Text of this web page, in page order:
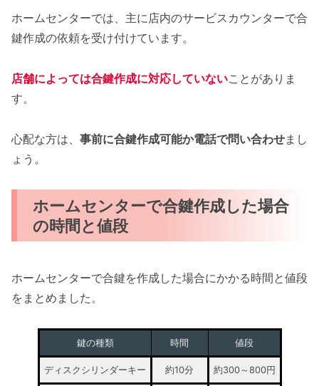
ホームセンターでは、主に店内のサービスカウンターで合
鍵作成の依頼を受け付けています。
店舗によっては合鍵作成に対応していないことがありま
す。
心配な方は、 事前に合鍵作成可能か電話で問い合わせまし
ょう。
ホームセンターで合鍵作成した場合
の時間と値段
ホームセンターで合鍵を作成した場合にかかる時間と値段
をまとめました。
鍵の種類 時間 値段
ディスクシリンダーキー 約10分 約300～800円